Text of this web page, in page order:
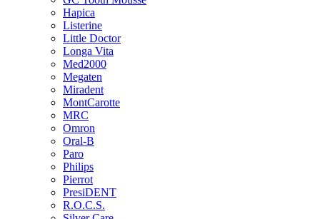
Hapica
Listerine
Little Doctor
Longa Vita
Med2000
Megaten
Miradent
MontCarotte
MRC
Omron
Oral-B
Paro
Philips
Pierrot
PresiDENT
R.O.C.S.